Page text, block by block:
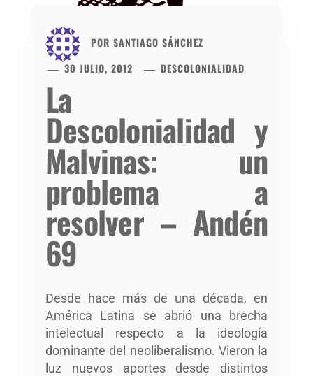
POR SANTIAGO SÁNCHEZ
30 JULIO, 2012
DESCOLONIALIDAD
La
Descolonialidad y
Malvinas: un
problema a
resolver – Andén
69
Desde hace más de una década, en
América Latina se abrió una brecha
intelectual respecto a la ideología
dominante del neoliberalismo. Vieron la
luz nuevos aportes desde distintos